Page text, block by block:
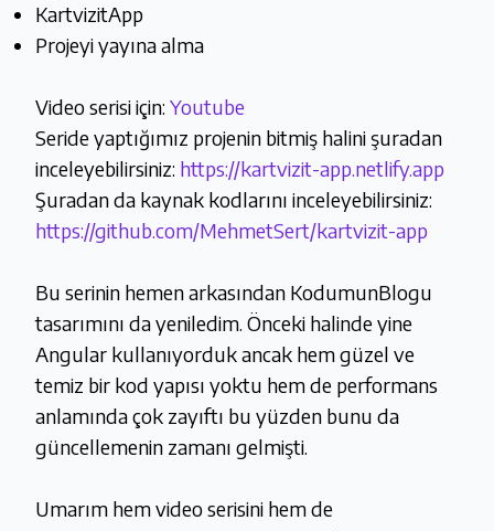
KartvizitApp
Projeyi yayına alma
Video serisi için: Youtube
Seride yaptığımız projenin bitmiş halini şuradan
inceleyebilirsiniz: https://kartvizit-app.netlify.app
Şuradan da kaynak kodlarını inceleyebilirsiniz:
https://github.com/MehmetSert/kartvizit-app
Bu serinin hemen arkasından KodumunBlogu
tasarımını da yeniledim. Önceki halinde yine
Angular kullanıyorduk ancak hem güzel ve
temiz bir kod yapısı yoktu hem de performans
anlamında çok zayıftı bu yüzden bunu da
güncellemenin zamanı gelmişti.
Umarım hem video serisini hem de